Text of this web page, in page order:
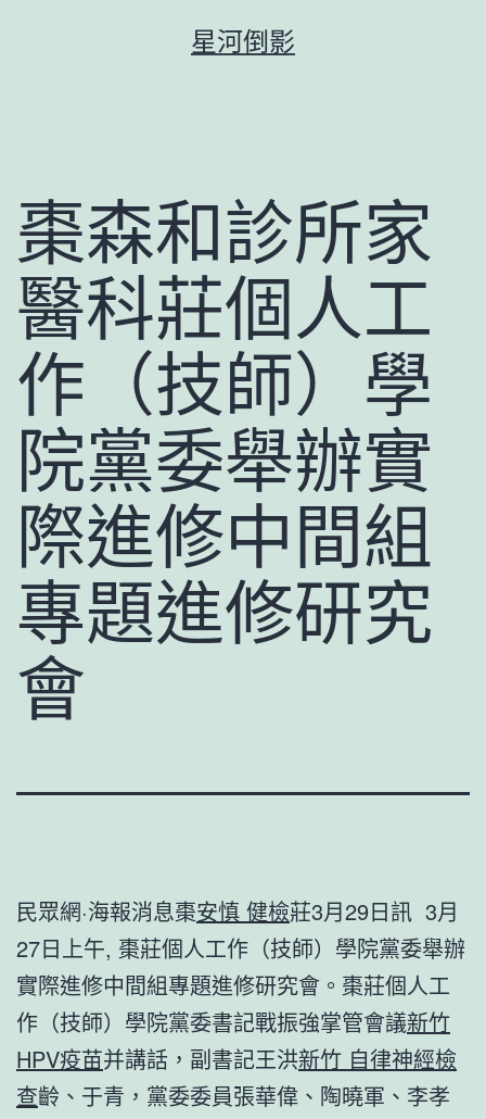
星河倒影
棗森和診所家
醫科莊個人工
作（技師）學
院黨委舉辦實
際進修中間組
專題進修研究
會
民眾網·海報消息棗安慎 健檢莊3月29日訊 3月
27日上午, 棗莊個人工作（技師）學院黨委舉辦
實際進修中間組專題進修研究會。棗莊個人工
作（技師）學院黨委書記戰振強掌管會議新竹
HPV疫苗并講話，副書記王洪新竹 自律神經檢
查齡、于青，黨委委員張華偉、陶曉軍、李孝